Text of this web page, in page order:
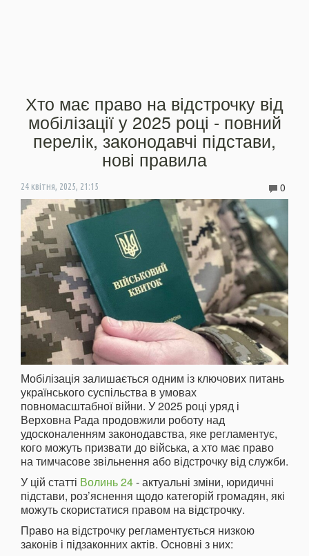
Хто має право на відстрочку від
мобілізації у 2025 році - повний
перелік, законодавчі підстави,
нові правила
24 квітня, 2025, 21:15 0
Мобілізація залишається одним із ключових питань
українського суспільства в умовах
повномасштабної війни. У 2025 році уряд і
Верховна Рада продовжили роботу над
удосконаленням законодавства, яке регламентує,
кого можуть призвати до війська, а хто має право
на тимчасове звільнення або відстрочку від служби.
У цій статті Волинь 24- актуальні зміни, юридичні
підстави, роз’яснення щодо категорій громадян, які
можуть скористатися правом на відстрочку.
Право на відстрочку регламентується низкою
законів і підзаконних актів. Основні з них: